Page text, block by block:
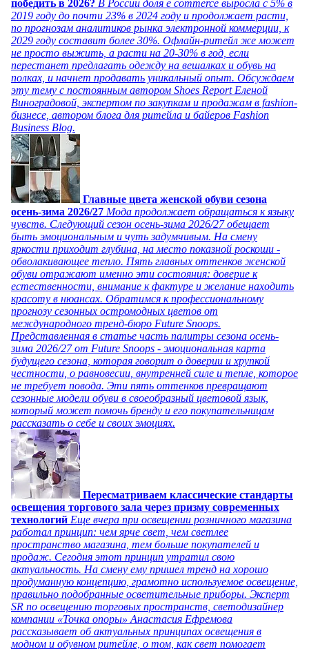
победить в 2026? В России доля e commerce выросла с 5% в
2019 году до почти 23% в 2024 году и продолжает расти,
по прогнозам аналитиков рынка электронной коммерции, к
2029 году составит более 30%. Офлайн-ритейл же может
не просто выжить, а расти на 20-30% в год, если
перестанет предлагать одежду на вешалках и обувь на
полках, и начнет продавать уникальный опыт. Обсуждаем
эту тему с постоянным автором Shoes Report Еленой
Виноградовой, экспертом по закупкам и продажам в fashion-
бизнесе, автором блога для ритейла и байеров Fashion
Business Blog.
Главные цвета женской обуви сезона
осень-зима 2026/27 Мода продолжает обращаться к языку
чувств. Следующий сезон осень-зима 2026/27 обещает
быть эмоциональным и чуть задумчивым. На смену
яркости приходит глубина, на место показной роскоши -
обволакивающее тепло. Пять главных оттенков женской
обуви отражают именно эти состояния: доверие к
естественности, внимание к фактуре и желание находить
красоту в нюансах. Обратимся к профессиональному
прогнозу сезонных остромодных цветов от
международного тренд-бюро Future Snoops.
Представленная в статье часть палитры сезона осень-
зима 2026/27 от Future Snoops - эмоциональная карта
будущего сезона, которая говорит о доверии и хрупкой
честности, о равновесии, внутренней силе и тепле, которое
не требует повода. Эти пять оттенков превращают
сезонные модели обуви в своеобразный цветовой язык,
который может помочь бренду и его покупательницам
рассказать о себе и своих эмоциях.
Пересматриваем классические стандарты
освещения торгового зала через призму современных
технологий Еще вчера при освещении розничного магазина
работал принцип: чем ярче свет, чем светлее
пространство магазина, тем больше покупателей и
продаж. Сегодня этот принцип утратил свою
актуальность. На смену ему пришел тренд на хорошо
продуманную концепцию, грамотно используемое освещение,
правильно подобранные осветительные приборы. Эксперт
SR по освещению торговых пространств, светодизайнер
компании «Точка опоры» Анастасия Ефремова
рассказывает об актуальных принципах освещения в
модном и обувном ритейле, о том, как свет помогает